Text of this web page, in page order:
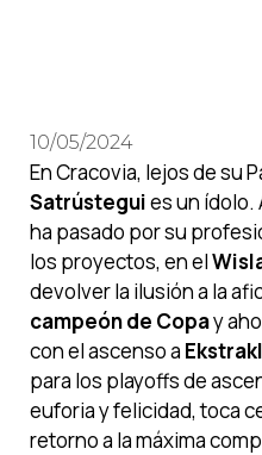
10/05/2024
En Cracovia, lejos de su
Satrústeguies un ídolo.
ha pasado por su
los proyectos, en el
devolver la ilusión a la
campeón de Copay
con el ascenso a
para los playoffs de
euforia y felicidad, toca
retorno a la máxima